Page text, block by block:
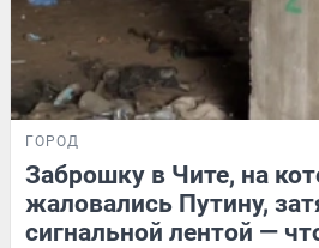
ГОРОД
Заброшку в Чите, на
жаловались Путину,
сигнальной лентой —